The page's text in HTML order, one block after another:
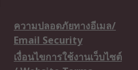
ความปลอดภัยทางอีเมล/
Email Security
เงื่อนไขการใช้งานเว็บไซต์